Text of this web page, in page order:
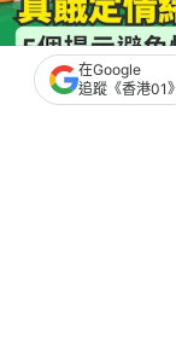
撰文：田中貴
在Google
追蹤《香港01》